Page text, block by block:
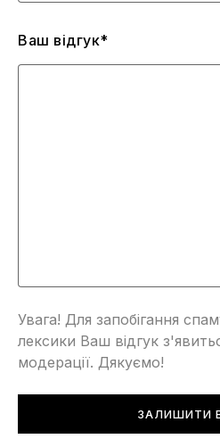
Ваш відгук*
Увага! Для запобігання
лексики Ваш відгук
модерації. Дякуємо!
ЗАЛИШИТИ